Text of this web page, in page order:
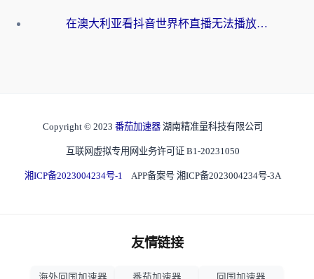
在澳大利亚看抖音世界杯直播无法播放？海外党体育观赛终极指南来了！
Copyright © 2023 番茄加速器 湖南精准量科技有限公司
互联网虚拟专用网业务许可证 B1-20231050
湘ICP备2023004234号-1 APP备案号 湘ICP备2023004234号-3A
友情链接